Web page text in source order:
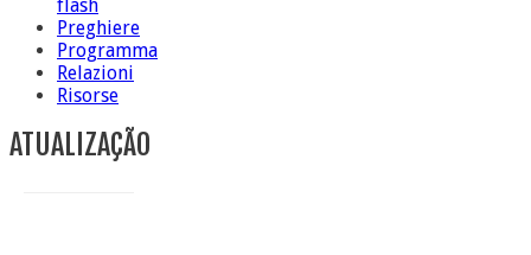
flash
Preghiere
Programma
Relazioni
Risorse
ATUALIZAÇÃO